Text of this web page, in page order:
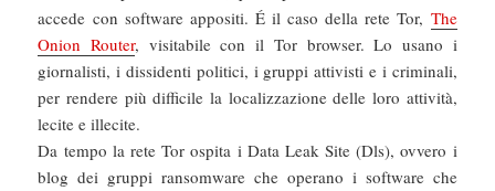
accede con software appositi. É il caso della rete Tor, The
Onion Router, visitabile con il Tor browser. Lo usano i
giornalisti, i dissidenti politici, i gruppi attivisti e i criminali,
per rendere più difficile la localizzazione delle loro attività,
lecite e illecite.
Da tempo la rete Tor ospita i Data Leak Site (Dls), ovvero i
blog dei gruppi ransomware che operano i software che